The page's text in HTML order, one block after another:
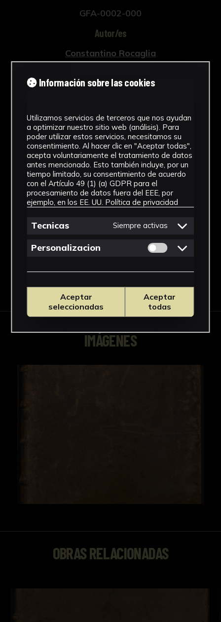
GFA-0002-000
Autor/es
Constantino Rocaglia
Libro
Cronología
1740
Ubicación
Biblioteca Rector Machado
Fondo
Grabados del Fondo Antiguo
Descargar Ficha
IMÁGENES
OBRAS RELACIONADAS
Información sobre las cookies
Utilizamos servicios de terceros que nos ayudan
a optimizar nuestro sitio web (análisis). Para
poder utilizar estos servicios, necesitamos su
consentimiento. Al hacer clic en "Aceptar todas",
acepta voluntariamente el tratamiento de datos
antes mencionado. Esto también incluye, por un
tiempo limitado, su consentimiento de acuerdo
con el Artículo 49 (1) (a) GDPR para el
procesamiento de datos fuera del EEE, por
ejemplo, en los EE. UU. Política de privacidad
Tecnicas Siempre activas
Personalizacion Permitir cookies
Aceptar
seleccionadas
Aceptar
todas